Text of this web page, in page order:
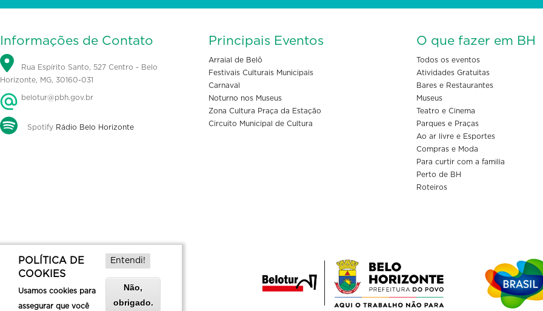
Informações de Contato
Rua Espírito Santo, 527 Centro - Belo
Horizonte, MG, 30160-031
belotur@pbh.gov.br
Spotify Rádio Belo Horizonte
Principais Eventos
Arraial de Belô
Festivais Culturais Municipais
Carnaval
Noturno nos Museus
Zona Cultura Praça da Estação
Circuito Municipal de Cultura
O que fazer em BH
Todos os eventos
Atividades Gratuitas
Bares e Restaurantes
Museus
Teatro e Cinema
Parques e Praças
Ao ar livre e Esportes
Compras e Moda
Para curtir com a familia
Perto de BH
Roteiros
POLÍTICA DE
COOKIES
Usamos cookies para
assegurar que você
Entendi!
Não,
obrigado.